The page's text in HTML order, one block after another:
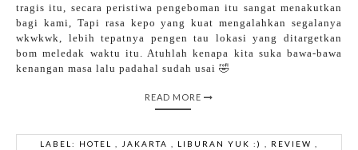
tragis itu, secara peristiwa pengeboman itu sangat menakutkan
bagi kami, Tapi rasa kepo yang kuat mengalahkan segalanya
wkwkwk, lebih tepatnya pengen tau lokasi yang ditargetkan
bom meledak waktu itu. Atuhlah kenapa kita suka bawa-bawa
kenangan masa lalu padahal sudah usai 🤣
READ MORE
LABEL: HOTEL JAKARTA LIBURAN YUK :) REVIEW